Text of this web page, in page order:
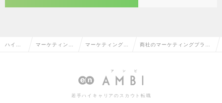
ハイク マーケティン マーケティングプ
プランナー
商社のマーケティングプラン
職・求人情報一覧
若手ハイキャリアのスカウト転職